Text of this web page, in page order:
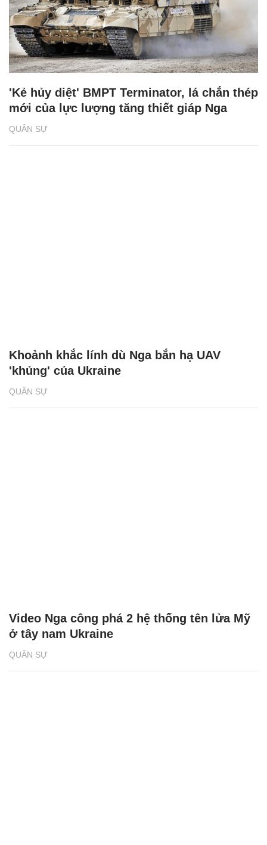
QUÂN SỰ
'Kẻ hủy diệt' BMPT Terminator, lá chắn thép
mới của lực lượng tăng thiết giáp Nga
QUÂN SỰ
Khoảnh khắc lính dù Nga bắn hạ UAV
'khủng' của Ukraine
QUÂN SỰ
Video Nga công phá 2 hệ thống tên lửa Mỹ
ở tây nam Ukraine